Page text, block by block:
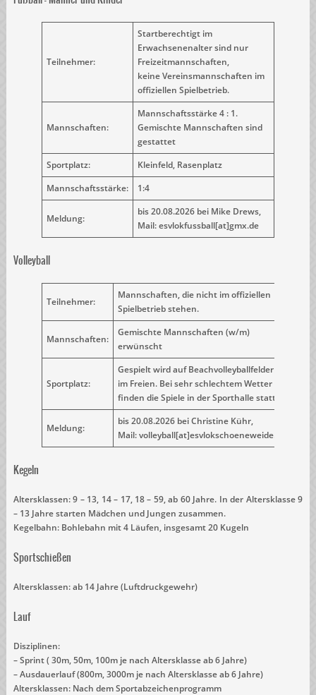
Teilnehmer:
Startberechtigt im
Erwachsenenalter sind nur
Freizeitmannschaften,
keine Vereinsmannschaften im
offiziellen Spielbetrieb.
Mannschaften:
Mannschaftsstärke 4 : 1.
Gemischte Mannschaften sind
gestattet
Sportplatz:
Kleinfeld, Rasenplatz
Mannschaftsstärke:
1:4
Meldung:
bis 20.08.2026 bei Mike Drews,
Mail: esvlokfussball[at]gmx.de
Volleyball
Teilnehmer:
Mannschaften, die nicht im offiziellen
Spielbetrieb stehen.
Mannschaften:
Gemischte Mannschaften (w/m)
erwünscht
Sportplatz:
Gespielt wird auf Beachvolleyballfeldern
im Freien. Bei sehr schlechtem Wetter
finden die Spiele in der Sporthalle statt.
Meldung:
bis 20.08.2026 bei Christine Kühr,
Mail: volleyball[at]esvlokschoeneweide.de
Kegeln
Altersklassen: 9 – 13, 14 – 17, 18 – 59, ab 60 Jahre. In der Altersklasse 9
– 13 Jahre starten Mädchen und Jungen zusammen.
Kegelbahn: Bohlebahn mit 4 Läufen, insgesamt 20 Kugeln
Sportschießen
Altersklassen: ab 14 Jahre (Luftdruckgewehr)
Lauf
Disziplinen:
– Sprint ( 30m, 50m, 100m je nach Altersklasse ab 6 Jahre)
– Ausdauerlauf (800m, 3000m je nach Altersklasse ab 6 Jahre)
Altersklassen: Nach dem Sportabzeichenprogramm